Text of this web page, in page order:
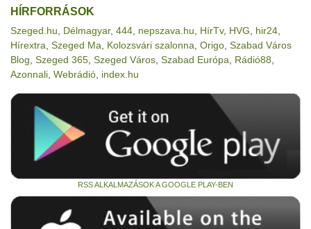
HÍRFORRÁSOK
Szeged.hu Délmagyar, 444 nepszava.hu HírTv, HVG hir24
Hírextra Szeged Ma Kolozsvári szalonna Origo Szabad Város
Blog Szeged 365 Szeged Város Szabad Európa Rádió88
Azonnali Webrádió index.hu
RSS ALKALMAZÁSOK A GOOGLE PLAY-BEN